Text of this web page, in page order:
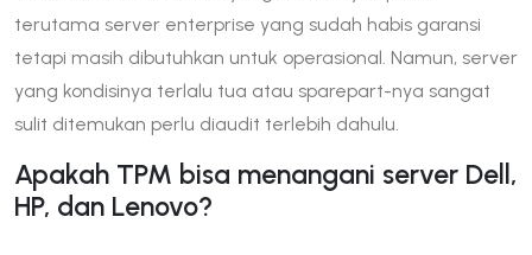
terutama server enterprise yang sudah habis garansi
tetapi masih dibutuhkan untuk operasional. Namun, server
yang kondisinya terlalu tua atau sparepart-nya sangat
sulit ditemukan perlu diaudit terlebih dahulu.
Apakah TPM bisa menangani server Dell,
HP, dan Lenovo?